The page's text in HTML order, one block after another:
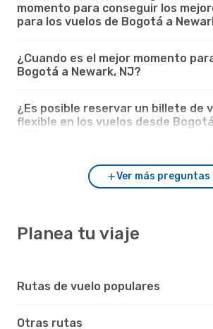
momento para conseguir los
para los vuelos de Bogotá a
¿Cuando es el mejor momento
Bogotá a Newark, NJ?
¿Es posible reservar un billete de
flexible en los vuelos desde
Ver más preguntas
Planea tu viaje
Rutas de vuelo populares
Otras rutas